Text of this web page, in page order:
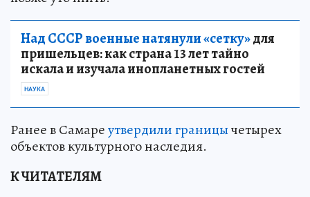
Над СССР военные натянули «сетку»для
пришельцев: как страна 13 лет тайно
искала и изучала инопланетных гостей
НАУКА
Ранее в Самареутвердили границычетырех
объектов культурного наследия.
К ЧИТАТЕЛЯМ